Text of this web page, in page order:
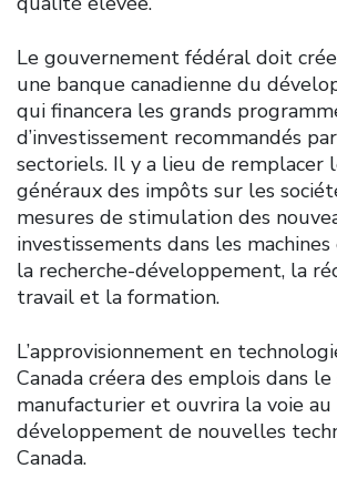
Le gouvernement fédéral doit
une banque canadienne du
qui financera les grands
d’investissement recommandés
sectoriels. Il y a lieu de remplacer
généraux des impôts sur les
mesures de stimulation des
investissements dans les
la recherche-développement, la
travail et la formation.
L’approvisionnement en
Canada créera des emplois dans
manufacturier et ouvrira la voie au
développement de nouvelles
Canada.